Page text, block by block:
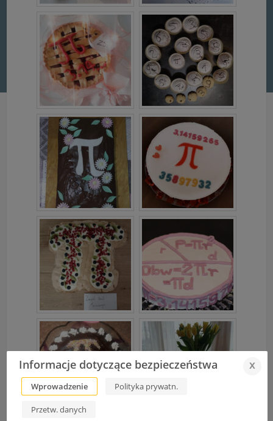
Informacje dotyczące bezpieczeństwa x
Wprowadzenie Polityka prywatn.
Przetw. danych